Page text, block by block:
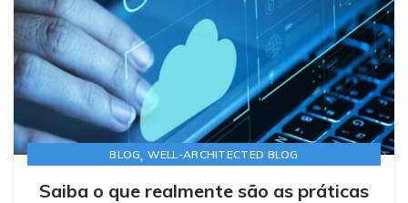
BLOG,WELL-ARCHITECTED BLOG
Saiba o que realmente são as práticas